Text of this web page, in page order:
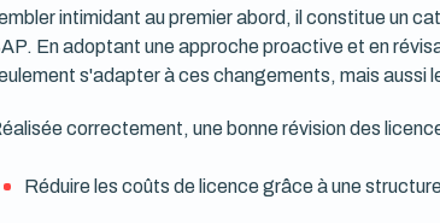
intimidant au premier abord, il constitue un
En adoptant une approche proactive et en
s'adapter à ces changements, mais aussi
correctement, une bonne révision des
Réduire les coûts de licence grâce à une